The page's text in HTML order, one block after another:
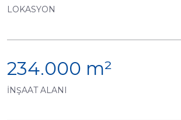
LOKASYON
234.000 m²
İNŞAAT ALANI